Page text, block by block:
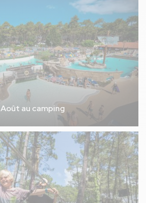
Août au camping